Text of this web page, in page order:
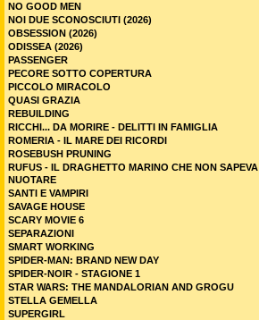
NO GOOD MEN
NOI DUE SCONOSCIUTI (2026)
OBSESSION (2026)
ODISSEA (2026)
PASSENGER
PECORE SOTTO COPERTURA
PICCOLO MIRACOLO
QUASI GRAZIA
REBUILDING
RICCHI... DA MORIRE - DELITTI IN FAMIGLIA
ROMERIA - IL MARE DEI RICORDI
ROSEBUSH PRUNING
RUFUS - IL DRAGHETTO MARINO CHE NON SAPEVA
NUOTARE
SANTI E VAMPIRI
SAVAGE HOUSE
SCARY MOVIE 6
SEPARAZIONI
SMART WORKING
SPIDER-MAN: BRAND NEW DAY
SPIDER-NOIR - STAGIONE 1
STAR WARS: THE MANDALORIAN AND GROGU
STELLA GEMELLA
SUPERGIRL